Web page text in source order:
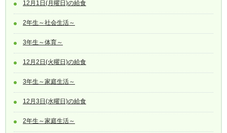
12月1日(月曜日)の給食
2年生～社会生活～
3年生～体育～
12月2日(火曜日)の給食
3年生～家庭生活～
12月3日(水曜日)の給食
2年生～家庭生活～